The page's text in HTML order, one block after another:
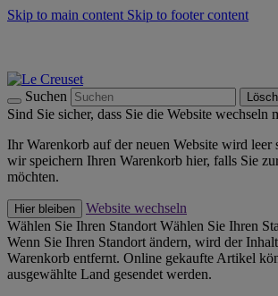
Skip to main content Skip to footer content
Suchen
Sind Sie sicher, dass Sie die Website wechseln
Ihr Warenkorb auf der neuen Website wird leer
wir speichern Ihren Warenkorb hier, falls Sie
möchten.
Hier bleiben
Website wechseln
Wählen Sie Ihren Standort Wählen Sie Ihren
Wenn Sie Ihren Standort ändern, wird der
Warenkorb entfernt. Online gekaufte Artikel
ausgewählte Land gesendet werden.